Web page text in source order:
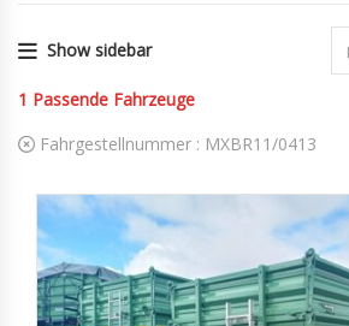
Show sidebar
1 Passende Fahrzeuge
Fahrgestellnummer : MXBR11/0413